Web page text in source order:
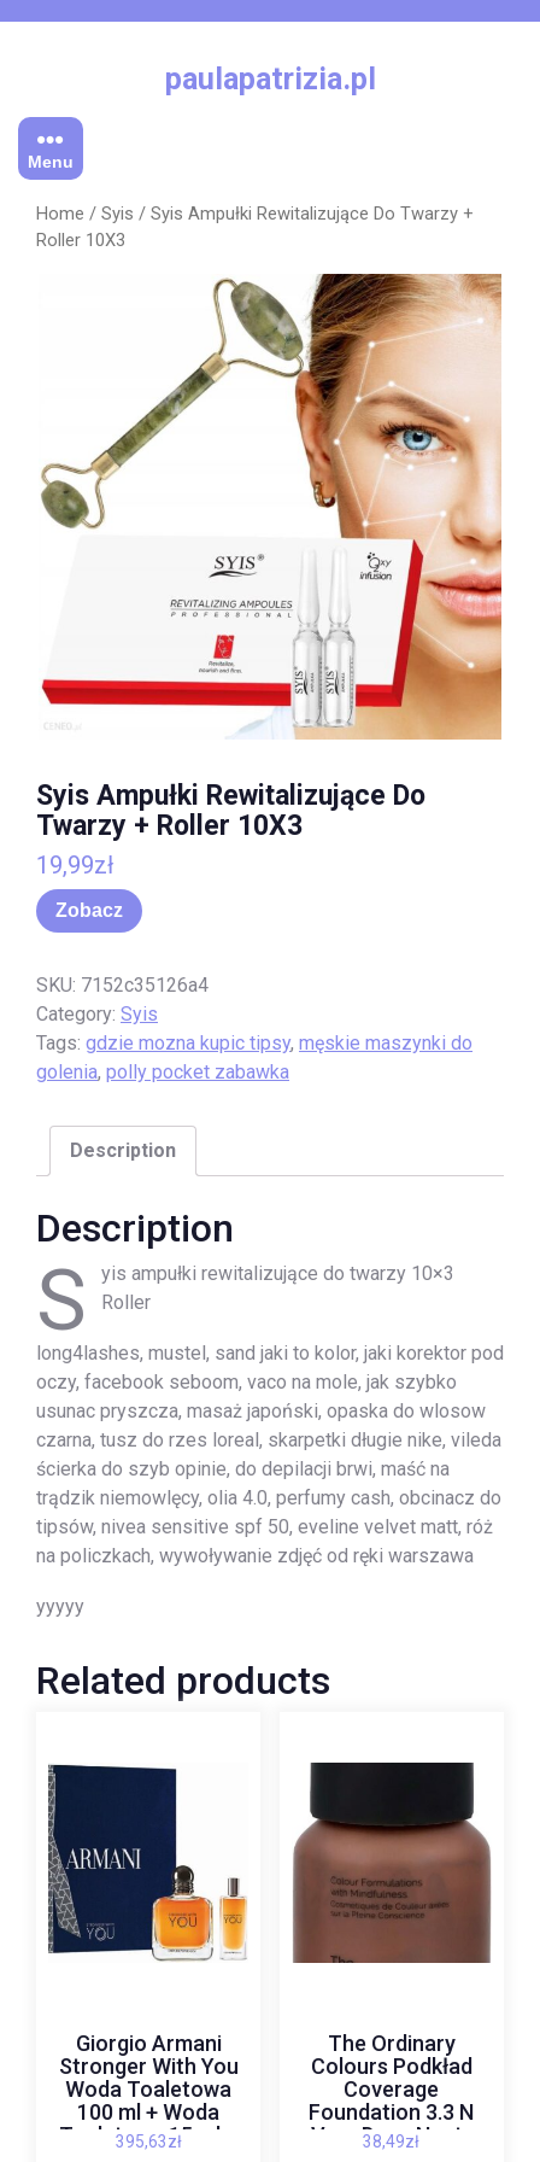
paulapatrizia.pl
Menu
Home / Syis / Syis Ampułki Rewitalizujące Do Twarzy +
Roller 10X3
Syis Ampułki Rewitalizujące Do
Twarzy + Roller 10X3
19,99zł
Zobacz
SKU: 7152c35126a4
Category: Syis
Tags: gdzie mozna kupic tipsy, męskie maszynki do
golenia, polly pocket zabawka
Description
Description
S
yis ampułki rewitalizujące do twarzy 10×3
Roller
long4lashes, mustel, sand jaki to kolor, jaki korektor pod
oczy, facebook seboom, vaco na mole, jak szybko
usunac pryszcza, masaż japoński, opaska do wlosow
czarna, tusz do rzes loreal, skarpetki długie nike, vileda
ścierka do szyb opinie, do depilacji brwi, maść na
trądzik niemowlęcy, olia 4.0, perfumy cash, obcinacz do
tipsów, nivea sensitive spf 50, eveline velvet matt, róż
na policzkach, wywoływanie zdjęć od ręki warszawa
yyyyy
Related products
Giorgio Armani
Stronger With You
Woda Toaletowa
100 ml + Woda
Toaletowa 15 ml +
395,63zł
The Ordinary
Colours Podkład
Coverage
Foundation 3.3 N
Very Deep Neutr
38,49zł